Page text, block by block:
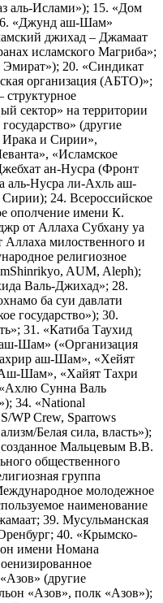
аль-Ислами»); 15. «Дом
«Джунд аш-Шам»
джихад – Джамаат
исламского Магриба»;
Эмират»); 20. «Синдикат
организация (АБТО)»;
структурное
сектор» на территории
(другие
Ирака и Сирии»,
«Исламское
ан-Нусра (Фронт
аль-Нусра ли-Ахль аш-
24. Всероссийское
ополчение имени К.
от Аллаха Субхану уа
Аллаха милоственного и
религиозное
AUM, Aleph);
Валь-Джихад»; 28.
ба суи давлати
государство»); 30.
31. «Катиба Таухид
Шам» («Организация
аш-Шам», «Хейят
Шам», «Хайят Тахри
Сунна Валь
34. «National
WP Crew, Sparrows
Белая сила, власть»);
созданное Мальцевым В.В.
общественного
группа
молодежное
наименование
39. Мусульманская
40. «Крымско-
имени Номана
(другие
«Азов», полк «Азов»);